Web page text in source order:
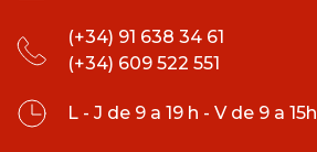
(+34) 91 638 34 61
(+34) 609 522 551
L - J de 9 a 19 h - V de 9 a 15h